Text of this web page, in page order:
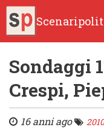
Sondaggi
Crespi,
16 anni ago 2010